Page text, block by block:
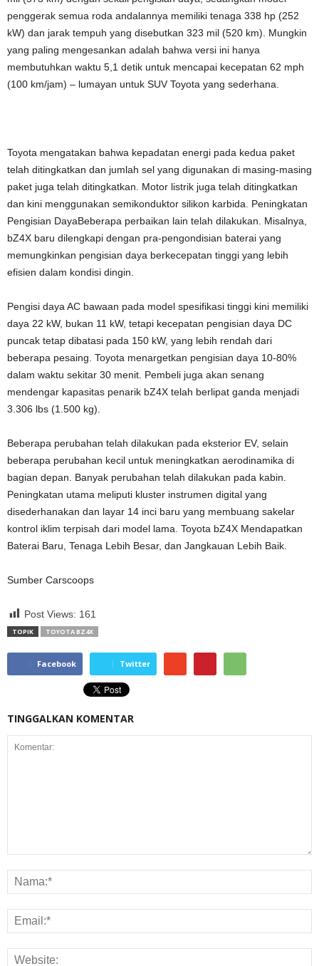
penggerak semua roda andalannya memiliki tenaga 338 hp (252
kW) dan jarak tempuh yang disebutkan 323 mil (520 km). Mungkin
yang paling mengesankan adalah bahwa versi ini hanya
membutuhkan waktu 5,1 detik untuk mencapai kecepatan 62 mph
(100 km/jam) – lumayan untuk SUV Toyota yang sederhana.
Toyota mengatakan bahwa kepadatan energi pada kedua paket
telah ditingkatkan dan jumlah sel yang digunakan di masing-masing
paket juga telah ditingkatkan. Motor listrik juga telah ditingkatkan
dan kini menggunakan semikonduktor silikon karbida. Peningkatan
Pengisian DayaBeberapa perbaikan lain telah dilakukan. Misalnya,
bZ4X baru dilengkapi dengan pra-pengondisian baterai yang
memungkinkan pengisian daya berkecepatan tinggi yang lebih
efisien dalam kondisi dingin.
Pengisi daya AC bawaan pada model spesifikasi tinggi kini memiliki
daya 22 kW, bukan 11 kW, tetapi kecepatan pengisian daya DC
puncak tetap dibatasi pada 150 kW, yang lebih rendah dari
beberapa pesaing. Toyota menargetkan pengisian daya 10-80%
dalam waktu sekitar 30 menit. Pembeli juga akan senang
mendengar kapasitas penarik bZ4X telah berlipat ganda menjadi
3.306 lbs (1.500 kg).
Beberapa perubahan telah dilakukan pada eksterior EV, selain
beberapa perubahan kecil untuk meningkatkan aerodinamika di
bagian depan. Banyak perubahan telah dilakukan pada kabin.
Peningkatan utama meliputi kluster instrumen digital yang
disederhanakan dan layar 14 inci baru yang membuang sakelar
kontrol iklim terpisah dari model lama. Toyota bZ4X Mendapatkan
Baterai Baru, Tenaga Lebih Besar, dan Jangkauan Lebih Baik.
Sumber Carscoops
Post Views: 161
TOPIK TOYOTA BZ4X
Facebook Twitter
TINGGALKAN KOMENTAR